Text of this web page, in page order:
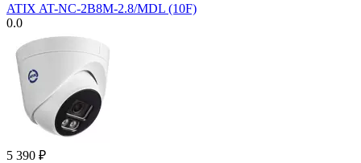
ATIX AT-NC-2B8M-2.8/MDL (10F)
0.0
5 390 ₽